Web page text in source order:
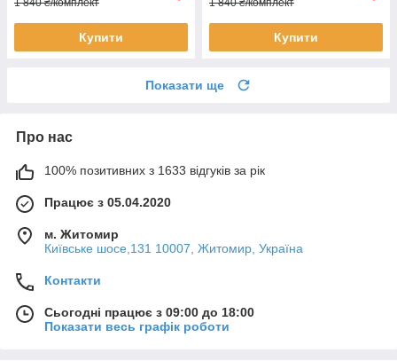
1 840 ₴/комплект
Купити
1 840 ₴/комплект
Купити
Показати ще
Про нас
100% позитивних з 1633 відгуків за рік
Працює з 05.04.2020
м. Житомир
Київське шосе,131 10007, Житомир, Україна
Контакти
Сьогодні працює з 09:00 до 18:00
Показати весь графік роботи